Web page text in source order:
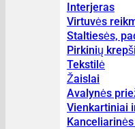
Interjeras
Virtuvės
Staltiesės,
Pirkinių
Tekstilė
Žaislai
Avalynės
Vienkartiniai